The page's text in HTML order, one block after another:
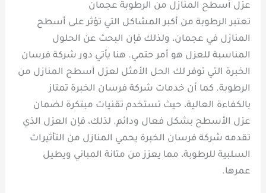
عزل أسطح المنازل من الرطوبة عجمان
تعتبر الرطوبة من أكبر المشاكل التي تؤثر على أسطح
المنازل في عجمان، ولذلك فإن البحث عن الحلول
المناسبة للعزل هو أمر حتمي. هنا يأتي دور شركة فرسان
الخبرة التي توفر لك الحل الأمثل لعزل أسطح المنازل من
الرطوبة. كما أن خدمات شركة فرسان الخبرة تمتاز
بالكفاءة العالية، حيث تستخدم تقنيات مبتكرة لضمان
عزل الأسطح بشكل فعال ودائم. لذلك، فإن العزل الذي
تقدمه شركة فرسان الخبرة يحمي المنازل من التأثيرات
السلبية للرطوبة، مما يعزز من متانة المباني ويطيل
عمرها.